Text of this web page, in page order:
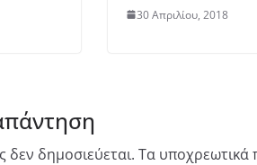
30 Απριλίου, 2018
δεν δημοσιεύεται. Τα υποχρεωτικά